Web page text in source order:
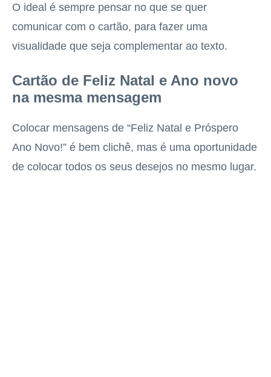
O ideal é sempre pensar no que se quer
comunicar com o cartão, para fazer uma
visualidade que seja complementar ao texto.
Cartão de Feliz Natal e Ano novo
na mesma mensagem
Colocar mensagens de “Feliz Natal e Próspero
Ano Novo!” é bem clichê, mas é uma oportunidade
de colocar todos os seus desejos no mesmo lugar.